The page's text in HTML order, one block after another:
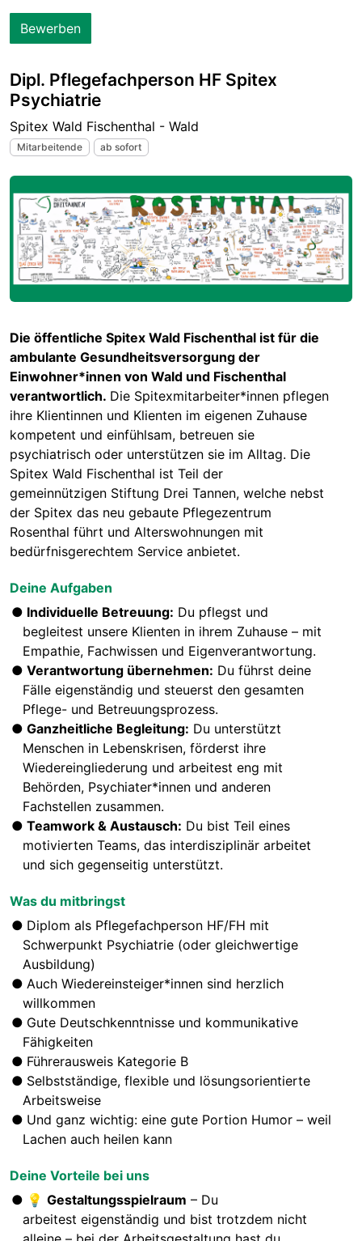
Bewerben
Dipl. Pflegefachperson HF Spitex
Psychiatrie
Spitex Wald Fischenthal - Wald
Mitarbeitende ab sofort
Die öffentliche Spitex Wald Fischenthal ist für die
ambulante Gesundheitsversorgung der
Einwohner*innen von Wald und Fischenthal
verantwortlich. Die Spitexmitarbeiter*innen pflegen
ihre Klientinnen und Klienten im eigenen Zuhause
kompetent und einfühlsam, betreuen sie
psychiatrisch oder unterstützen sie im Alltag. Die
Spitex Wald Fischenthal ist Teil der
gemeinnützigen Stiftung Drei Tannen, welche nebst
der Spitex das neu gebaute Pflegezentrum
Rosenthal führt und Alterswohnungen mit
bedürfnisgerechtem Service anbietet.
Deine Aufgaben
Individuelle Betreuung: Du pflegst und
begleitest unsere Klienten in ihrem Zuhause – mit
Empathie, Fachwissen und Eigenverantwortung.
Verantwortung übernehmen: Du führst deine
Fälle eigenständig und steuerst den gesamten
Pflege- und Betreuungsprozess.
Ganzheitliche Begleitung: Du unterstützt
Menschen in Lebenskrisen, förderst ihre
Wiedereingliederung und arbeitest eng mit
Behörden, Psychiater*innen und anderen
Fachstellen zusammen.
Teamwork & Austausch: Du bist Teil eines
motivierten Teams, das interdisziplinär arbeitet
und sich gegenseitig unterstützt.
Was du mitbringst
Diplom als Pflegefachperson HF/FH mit
Schwerpunkt Psychiatrie (oder gleichwertige
Ausbildung)
Auch Wiedereinsteiger*innen sind herzlich
willkommen
Gute Deutschkenntnisse und kommunikative
Fähigkeiten
Führerausweis Kategorie B
Selbstständige, flexible und lösungsorientierte
Arbeitsweise
Und ganz wichtig: eine gute Portion Humor – weil
Lachen auch heilen kann
Deine Vorteile bei uns
💡Gestaltungsspielraum – Du
arbeitest eigenständig und bist trotzdem nicht